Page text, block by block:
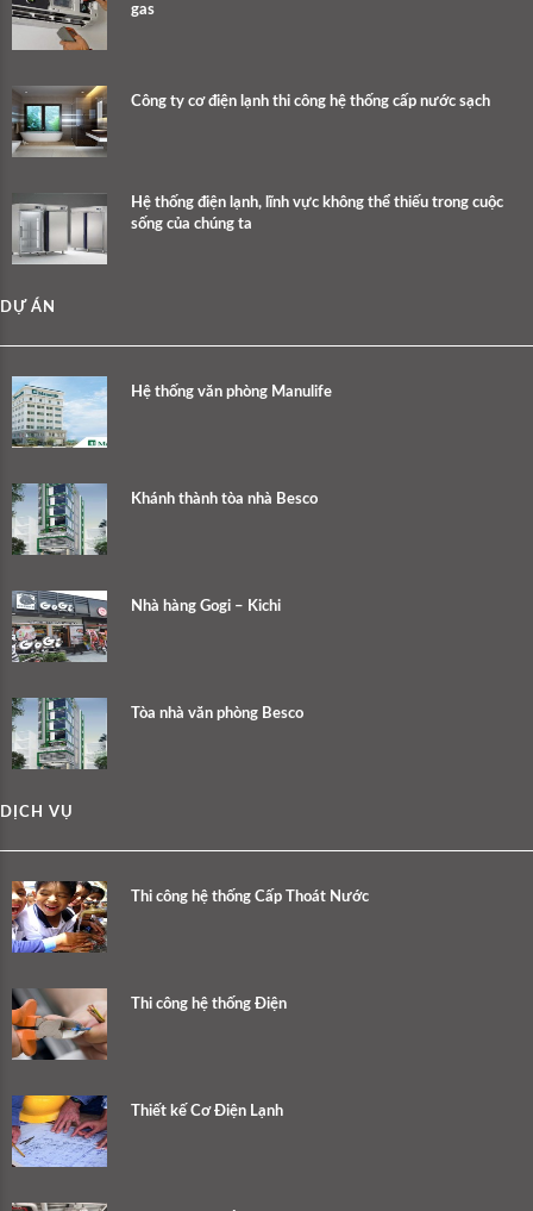
gas
Công ty cơ điện lạnh thi công hệ thống cấp nước sạch
Hệ thống điện lạnh, lĩnh vực không thể thiếu trong cuộc
sống của chúng ta
DỰ ÁN
Hệ thống văn phòng Manulife
Khánh thành tòa nhà Besco
Nhà hàng Gogi – Kichi
Tòa nhà văn phòng Besco
DỊCH VỤ
Thi công hệ thống Cấp Thoát Nước
Thi công hệ thống Điện
Thiết kế Cơ Điện Lạnh